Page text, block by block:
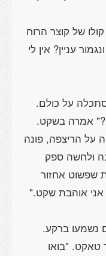
של קוצר הרוח
עניין? אין לי
על כולם.
אמרה בשקט.
על הריצפה, פונה
ולחשה ספק
שפשוט אחזור
אוהבת שקט."
נשמעו ברקע.
טאקט. "בואו